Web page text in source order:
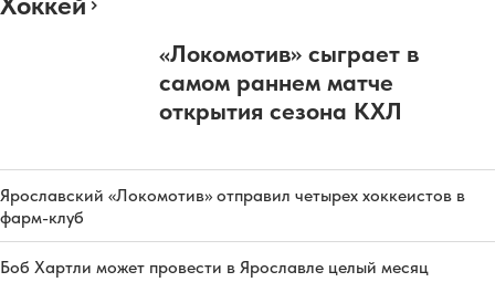
«Локомотив» сыграет в
самом раннем матче
открытия сезона КХЛ
Ярославский «Локомотив» отправил четырех хоккеистов в
фарм-клуб
Боб Хартли может провести в Ярославле целый месяц